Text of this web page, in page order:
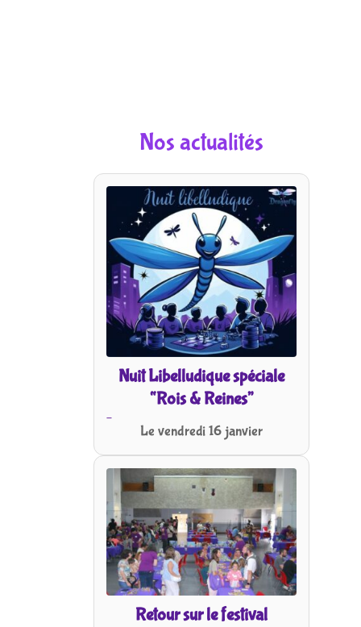
Nos actualités
Nuit Libelludique spéciale
“Rois & Reines”
-
Le vendredi 16 janvier
Retour sur le festival